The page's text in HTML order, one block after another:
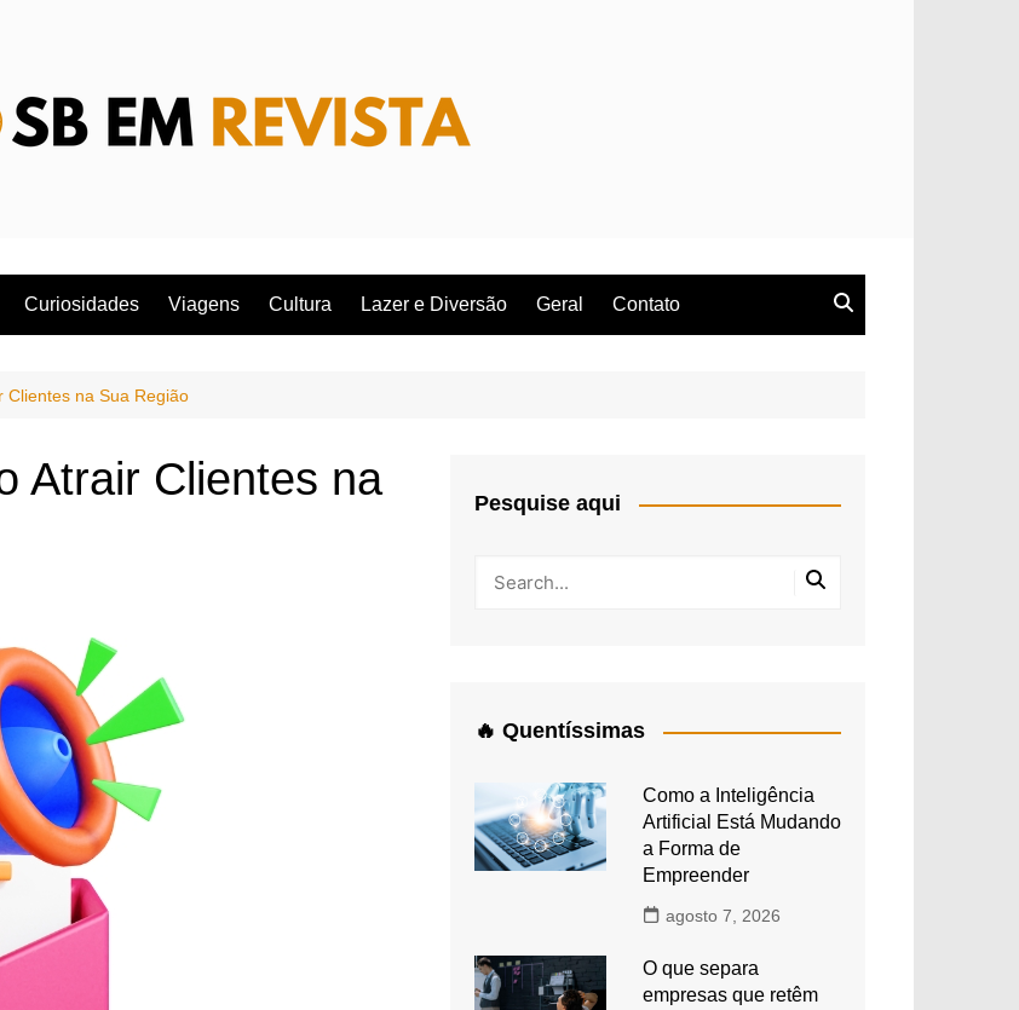
Curiosidades Viagens Cultura Lazer e Diversão Geral Contato
Clientes na Sua Região
Atrair Clientes na
Pesquise aqui
🔥 Quentíssimas
Como a Inteligência
Artificial Está Mudando
a Forma de
Empreender
agosto 7, 2026
O que separa
empresas que retêm